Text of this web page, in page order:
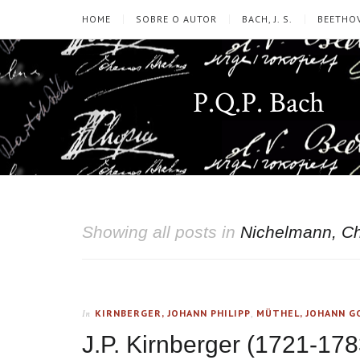
HOME SOBRE O AUTOR BACH, J. S.
P.Q.P. Bach
Showing all posts in Nichelmann,
In KIRNBERGER, JOHANN PHILIPP MÜTHEL, JOHANN
J.P. Kirnberger (1721-